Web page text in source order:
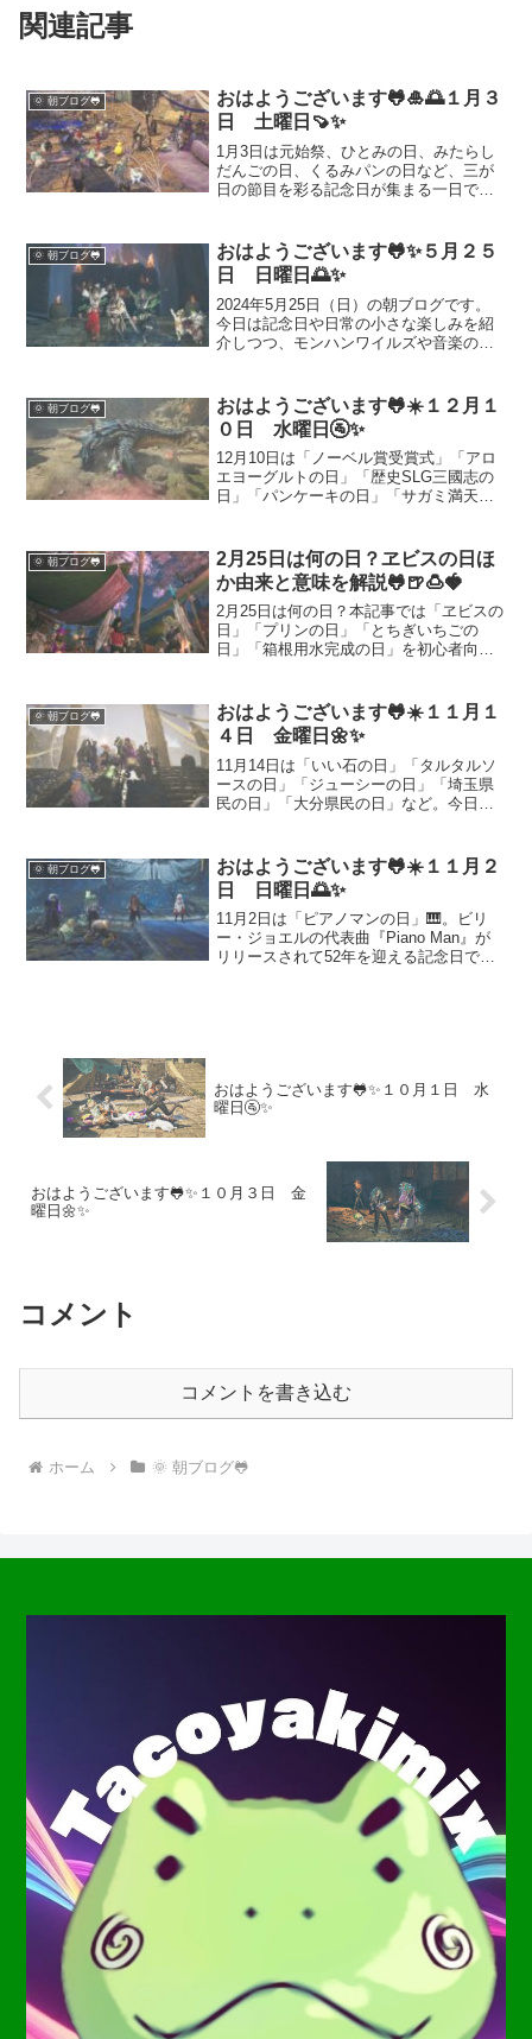
関連記事
🌞 朝ブログ🐸
おはようございます🐸🎍🌅１月３
日 土曜日🍠✨
1月3日は元始祭、ひとみの日、みたらし
だんごの日、くるみパンの日など、三が
日の節目を彩る記念日が集まる一日で
甘味やパンの話題も交えて、休日を気持
ちよくスタートするヒントをまとめまし
た。
🌞 朝ブログ🐸
おはようございます🐸✨５月２５
日 日曜日🌅✨
2024年5月25日（日）の朝ブログです。
今日は記念日や日常の小さな楽しみを紹
介しつつ、モンハンワイルズや音楽の話
きれば嬉しいです。今日も良き一日をお
過ごしください🐸✨
🌞 朝ブログ🐸
おはようございます🐸☀️１２月１
０日 水曜日🚰✨
12月10日は「ノーベル賞受賞式」「アロ
エヨーグルトの日」「歴史SLG三國志の
日」「パンケーキの日」「サガミ満天そ
をわかりやすく解説し、日々のちょっと
した学びや話題づくりに役立つ情報をま
とめました。季節の話題としてSNSやブ
ログのネタにもぴったりです。
🌞 朝ブログ🐸
2月25日は何の日？ヱビスの日ほ
か由来と意味を解説🐸🍺🍮🍓
2月25日は何の日？本記事では「ヱビスの
日」「プリンの日」「とちぎいちごの
日」「箱根用水完成の日」を初心者向け
体例つきで紹介。水曜日を気持ちよく整
えるヒントにもどうぞ。
🌞 朝ブログ🐸
おはようございます🐸☀️１１月１
４日 金曜日🌼✨
11月14日は「いい石の日」「タルタルソ
ースの日」「ジューシーの日」「埼玉県
民の日」「大分県民の日」など。今日は
まで幅広く紹介。モンハンワイルズのカ
ンスト記念集合写真エピソードもお届け
します。
🌞 朝ブログ🐸
おはようございます🐸☀️１１月２
日 日曜日🌅✨
11月2日は「ピアノマンの日」🎹。ビリ
ー・ジョエルの代表曲『Piano Man』が
リリースされて52年を迎える記念日で
おはようございます🐸✨１０月１日 水
曜日🚰✨
おはようございます🐸✨１０月３日 金
曜日🌼✨
コメント
コメントを書き込む
ホーム 🌞 朝ブログ🐸